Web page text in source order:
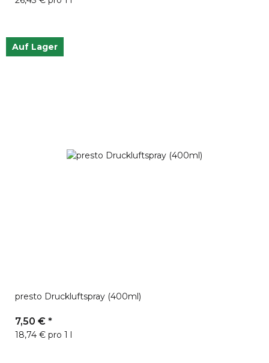
Auf Lager
presto Druckluftspray (400ml)
7,50 € *
18,74 € pro 1 l